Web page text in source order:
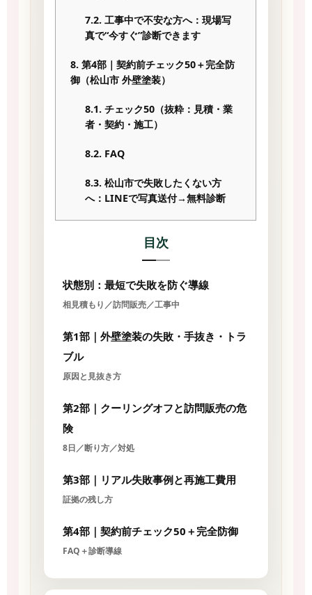
7.2. 工事中で不安な方へ：現場写
真で“今すぐ”診断できます
8. 第4部｜契約前チェック50＋完全防
御（松山市 外壁塗装）
8.1. チェック50（抜粋：見積・業
者・契約・施工）
8.2. FAQ
8.3. 松山市で失敗したくない方
へ：LINEで写真送付→無料診断
目次
状態別：最短で失敗を防ぐ導線
相見積もり／訪問販売／工事中
第1部｜外壁塗装の失敗・手抜き・トラ
ブル
原因と見抜き方
第2部｜クーリングオフと訪問販売の危
険
8日／断り方／対処
第3部｜リアル失敗事例と再施工費用
証拠の残し方
第4部｜契約前チェック50＋完全防御
FAQ＋診断導線